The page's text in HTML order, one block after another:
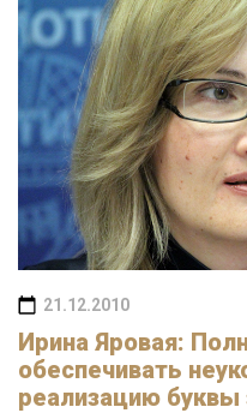
21.12.2010
Ирина Яровая:
обеспечивать
реализацию буквы